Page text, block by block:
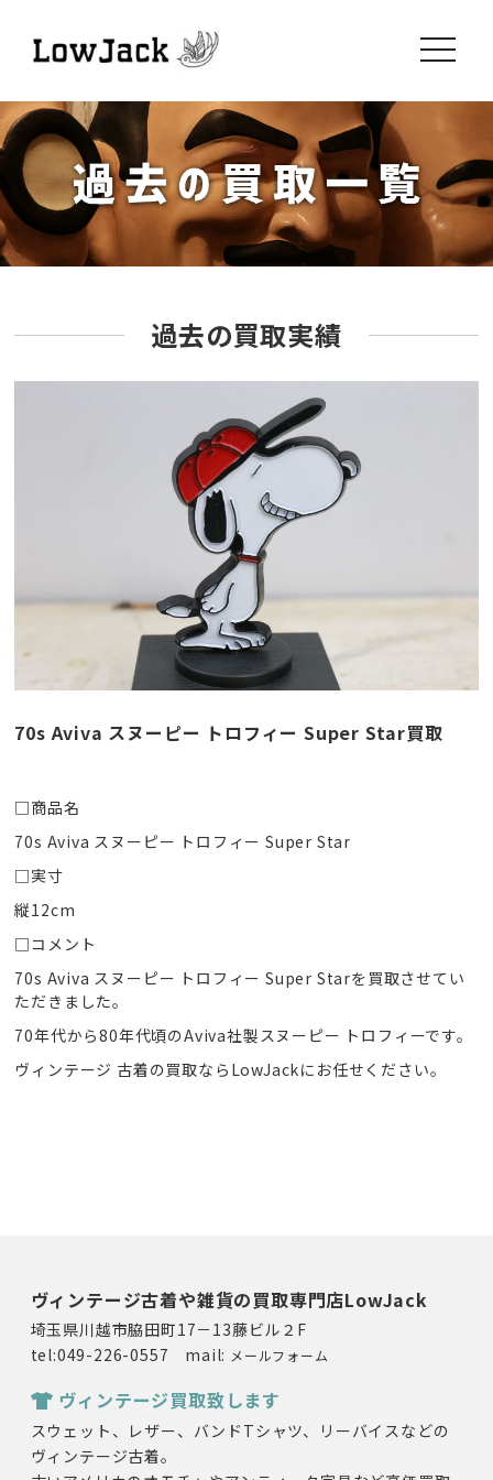
toggle
過去の買取実績
70s Aviva スヌーピー トロフィー Super Star買取
□商品名
70s Aviva スヌーピー トロフィー Super Star
□実寸
縦12cm
□コメント
70s Aviva スヌーピー トロフィー Super Starを買取させてい
ただきました。
70年代から80年代頃のAviva社製スヌーピー トロフィーです。
ヴィンテージ 古着の買取ならLowJackにお任せください。
ヴィンテージ古着や雑貨の買取専門店LowJack
埼玉県川越市脇田町17－13藤ビル２F
tel:049-226-0557 mail: メールフォーム
ヴィンテージ買取致します
スウェット、レザー、バンドTシャツ、リーバイスなどの
ヴィンテージ古着。